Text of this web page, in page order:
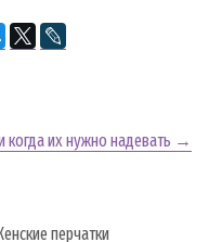
когда их нужно надевать →